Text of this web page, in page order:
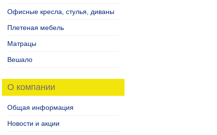
Офисные кресла, стулья, диваны
Плетеная мебель
Матрацы
Вешало
О компании
Общая информация
Новости и акции